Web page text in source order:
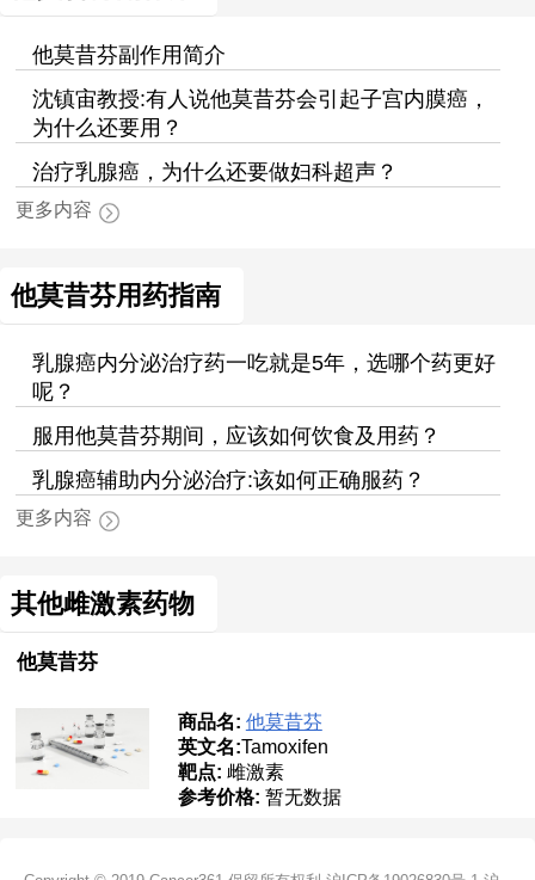
他莫昔芬副作用简介
沈镇宙教授:有人说他莫昔芬会引起子宫内膜癌，
为什么还要用？
治疗乳腺癌，为什么还要做妇科超声？
更多内容
他莫昔芬用药指南
乳腺癌内分泌治疗药一吃就是5年，选哪个药更好
呢？
服用他莫昔芬期间，应该如何饮食及用药？
乳腺癌辅助内分泌治疗:该如何正确服药？
更多内容
其他雌激素药物
他莫昔芬
商品名: 他莫昔芬
英文名:Tamoxifen
靶点: 雌激素
参考价格: 暂无数据